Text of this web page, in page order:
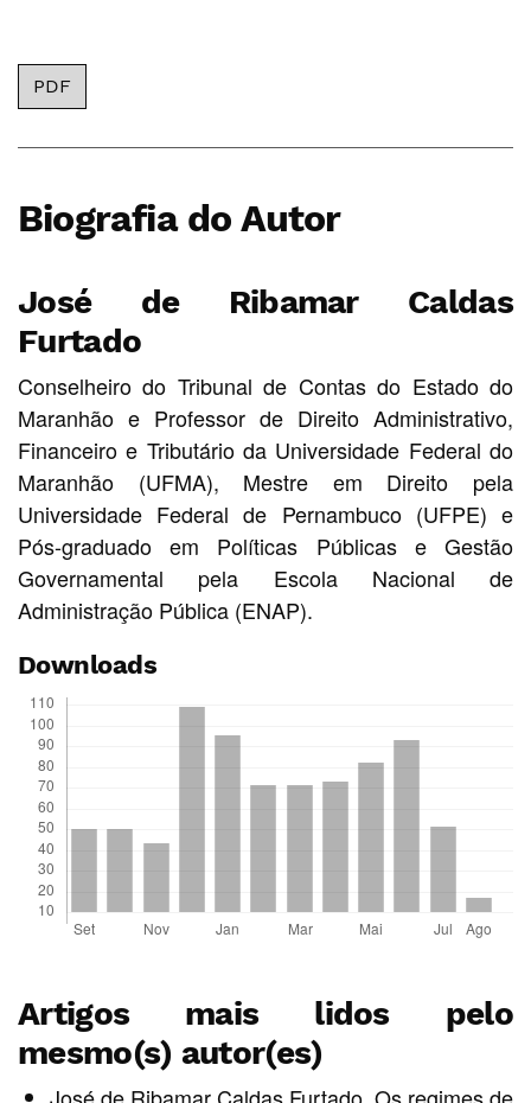
PDF
Biografia do Autor
José de Ribamar Caldas
Furtado
Conselheiro do Tribunal de Contas do Estado do
Maranhão e Professor de Direito Administrativo,
Financeiro e Tributário da Universidade Federal do
Maranhão (UFMA), Mestre em Direito pela
Universidade Federal de Pernambuco (UFPE) e
Pós-graduado em Políticas Públicas e Gestão
Governamental pela Escola Nacional de
Administração Pública (ENAP).
Downloads
Artigos mais lidos pelo
mesmo(s) autor(es)